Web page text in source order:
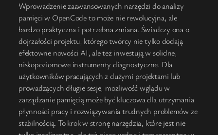
Wprowadzenie zaawansowanych narzędzi do analizy
pamięci w OpenCode to może nie rewolucyjna, ale
bardzo praktyczna i potrzebna zmiana. Świadczy ona o
dojrzałości projektu, którego twórcy nie tylko dodają
efektowne nowości AI, ale też inwestują w solidne,
niskopoziomowe instrumenty diagnostyczne. Dla
użytkowników pracujących z dużymi projektami lub
prowadzących długie sesje, możliwość wglądu w
zarządzanie pamięcią może być kluczowa dla utrzymania
płynności pracy i rozwiązywania trudnych problemów ze
stabilnością. To krok w stronę narzędzia, które jest nie